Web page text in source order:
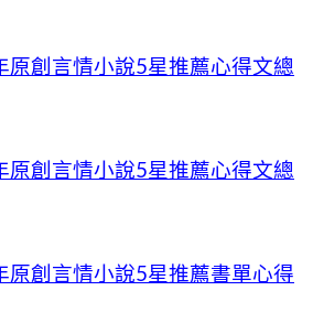
原創言情小說5星推薦心得文總
原創言情小說5星推薦心得文總
原創言情小說5星推薦書單心得